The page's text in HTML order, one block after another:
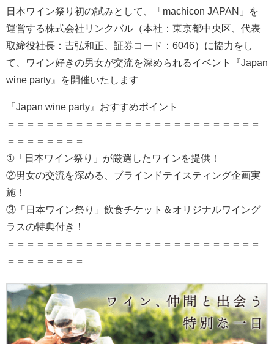
日本ワイン祭り初の試みとして、「machicon JAPAN」を
運営する株式会社リンクバル（本社：東京都中央区、代表
取締役社長：吉弘和正、証券コード：6046）に協力をし
て、ワイン好きの男女が交流を深められるイベント『Japan
wine party』を開催いたします
『Japan wine party』おすすめポイント
＝＝＝＝＝＝＝＝＝＝＝＝＝＝＝＝＝＝＝＝＝＝＝＝＝＝
＝＝＝＝＝＝＝＝
①「日本ワイン祭り」が厳選したワインを提供！
②男女の交流を深める、ブラインドテイスティング企画実
施！
③「日本ワイン祭り」飲食チケット＆オリジナルワイング
ラスの特典付き！
＝＝＝＝＝＝＝＝＝＝＝＝＝＝＝＝＝＝＝＝＝＝＝＝＝＝
＝＝＝＝＝＝＝＝